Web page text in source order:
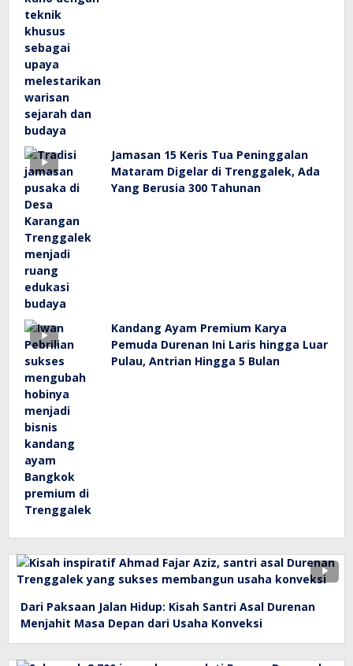
Jamasan 15 Keris Tua Peninggalan
Mataram Digelar di Trenggalek, Ada
Yang Berusia 300 Tahunan
Kandang Ayam Premium Karya
Pemuda Durenan Ini Laris hingga Luar
Pulau, Antrian Hingga 5 Bulan
Dari Paksaan Jalan Hidup: Kisah Santri Asal Durenan
Menjahit Masa Depan dari Usaha Konveksi